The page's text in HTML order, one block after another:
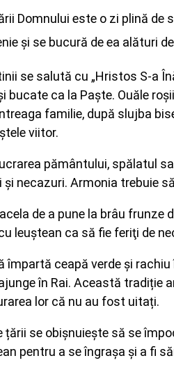
Domnului este o zi plină
și se bucură de ea alături
se salută cu „Hristos S-a
bucate ca la Paște. Ouăle
familie, după slujba
viitor.
pământului, spălatul
și necazuri. Armonia trebuie
de a pune la brâu
leuştean ca să fie feriţi de
împartă ceapă verde și
în Rai. Această tradiție
lor că nu au fost uitați.
țării se obișnuiește să se
pentru a se îngrașa și a fi